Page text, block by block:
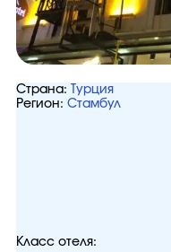
Страна:
Турция
Регион: Стамбул
Класс отеля: